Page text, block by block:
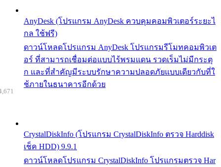
AnyDesk (โปรแกรม AnyDesk ควบคุมคอมพิวเตอร์ระยะไ
กล ใช้ฟรี)
ดาวน์โหลดโปรแกรม AnyDesk โปรแกรมรีโมทคอมพิวเต
อร์ ที่สามารถเชื่อมต่อแบบไร้พรมแดน รวดเร็มไม่มีกระตุ
ก และที่สำคัญมีระบบรักษาความปลอดภัยแบบเดียวกับที่ใ
ช้ภายในธนาคารอีกด้วย
CrystalDiskInfo (โปรแกรม CrystalDiskInfo ตรวจ Harddisk
เช็ค HDD) 9.9.1
ดาวน์โหลดโปรแกรม CrystalDiskInfo โปรแกรมตรวจ Har